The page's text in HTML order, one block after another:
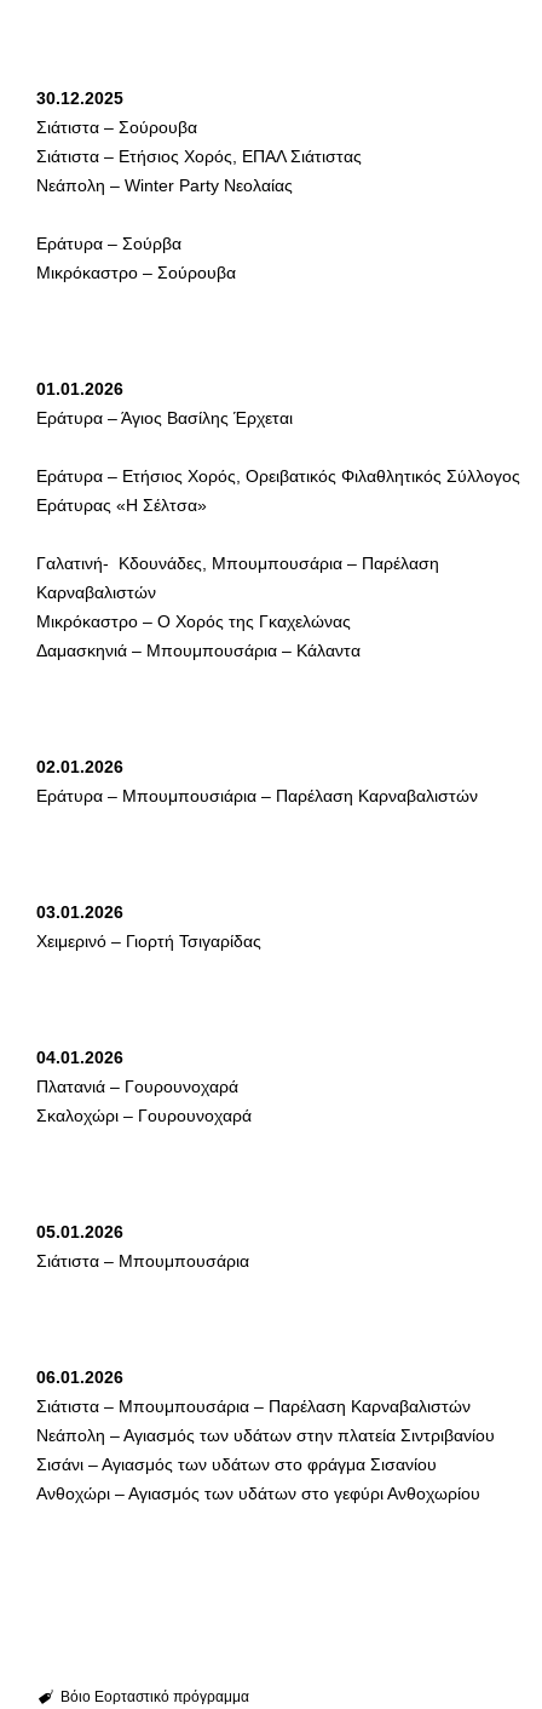
30.12.2025
Σιάτιστα – Σούρουβα
Σιάτιστα – Ετήσιος Χορός, ΕΠΑΛ Σιάτιστας
Νεάπολη – Winter Party Νεολαίας
Εράτυρα – Σούρβα
Μικρόκαστρο – Σούρουβα
01.01.2026
Εράτυρα – Άγιος Βασίλης Έρχεται
Εράτυρα – Ετήσιος Χορός, Ορειβατικός Φιλαθλητικός Σύλλογος
Εράτυρας «Η Σέλτσα»
Γαλατινή- Κδουνάδες, Μπουμπουσάρια – Παρέλαση
Καρναβαλιστών
Μικρόκαστρο – Ο Χορός της Γκαχελώνας
Δαμασκηνιά – Μπουμπουσάρια – Κάλαντα
02.01.2026
Εράτυρα – Μπουμπουσιάρια – Παρέλαση Καρναβαλιστών
03.01.2026
Χειμερινό – Γιορτή Τσιγαρίδας
04.01.2026
Πλατανιά – Γουρουνοχαρά
Σκαλοχώρι – Γουρουνοχαρά
05.01.2026
Σιάτιστα – Μπουμπουσάρια
06.01.2026
Σιάτιστα – Μπουμπουσάρια – Παρέλαση Καρναβαλιστών
Νεάπολη – Αγιασμός των υδάτων στην πλατεία Σιντριβανίου
Σισάνι – Αγιασμός των υδάτων στο φράγμα Σισανίου
Ανθοχώρι – Αγιασμός των υδάτων στο γεφύρι Ανθοχωρίου
Βόιο Εορταστικό πρόγραμμα